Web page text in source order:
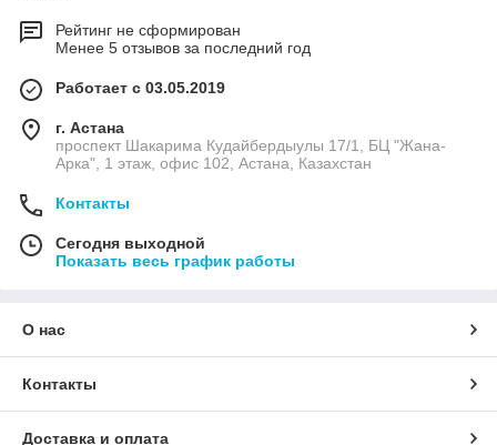
Рейтинг не сформирован
Менее 5 отзывов за последний год
Работает с 03.05.2019
г. Астана
проспект Шакарима Кудайбердыулы 17/1, БЦ "Жана-
Арка", 1 этаж, офис 102, Астана, Казахстан
Контакты
Сегодня выходной
Показать весь график работы
О нас
Контакты
Доставка и оплата